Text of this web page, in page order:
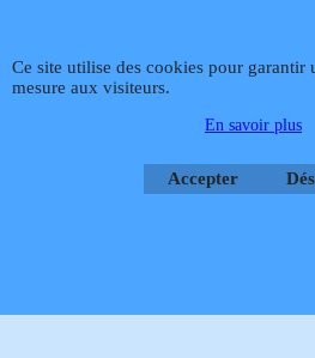
Antidérapant Meilleur confort Résistance supérieure Résistance aux produits chimiques 3 fois supérieure au latex et au vinyl.
Téléphone02 99 868 868Fax 02 99
hébergé par Infomaniak
Ce site utilise des cookies pour garantir
mesure aux visiteurs.
En savoir plus
Accepter